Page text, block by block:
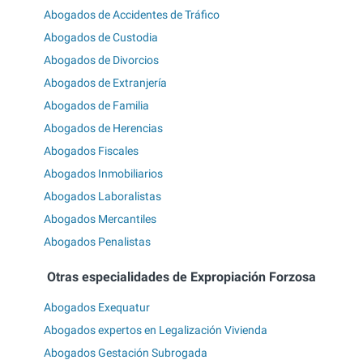
Abogados de Accidentes de Tráfico
Abogados de Custodia
Abogados de Divorcios
Abogados de Extranjería
Abogados de Familia
Abogados de Herencias
Abogados Fiscales
Abogados Inmobiliarios
Abogados Laboralistas
Abogados Mercantiles
Abogados Penalistas
Otras especialidades de Expropiación Forzosa
Abogados Exequatur
Abogados expertos en Legalización Vivienda
Abogados Gestación Subrogada